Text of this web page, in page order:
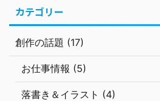
カテゴリー
創作の話題 (17)
お仕事情報 (5)
落書き＆イラスト (4)